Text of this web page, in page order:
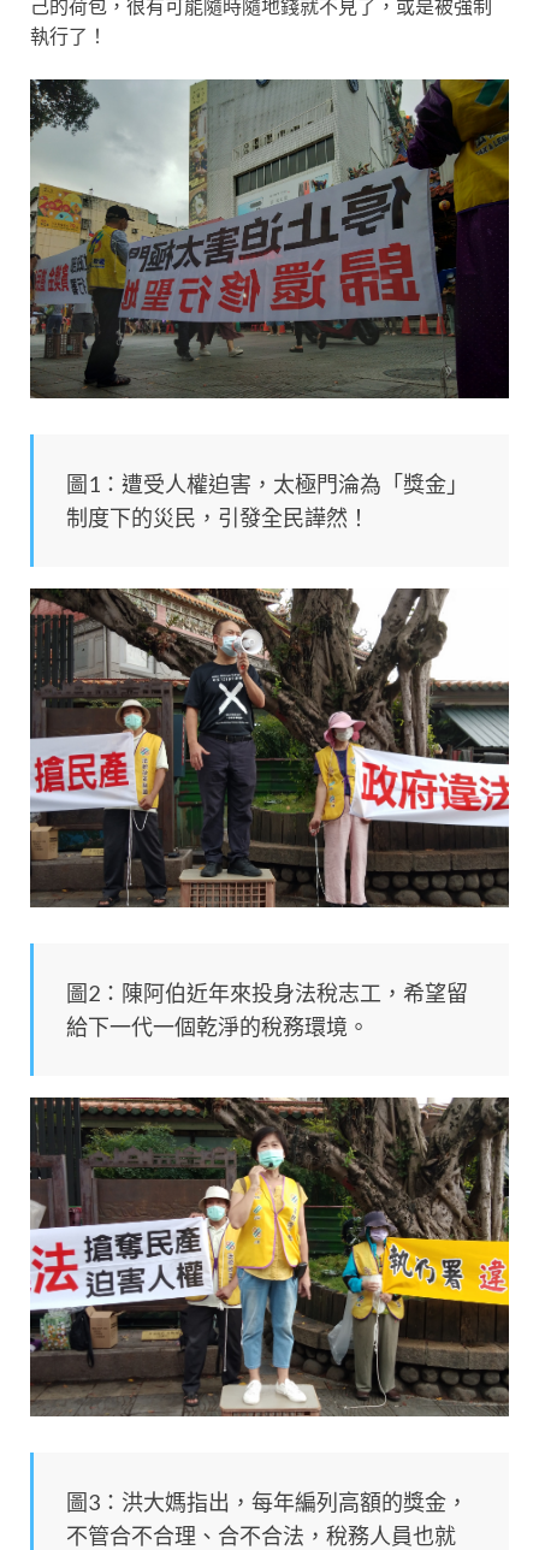
己的荷包，很有可能隨時隨地錢就不見了，或是被強制
執行了！
圖1：遭受人權迫害，太極門淪為「獎金」
制度下的災民，引發全民譁然！
圖2：陳阿伯近年來投身法稅志工，希望留
給下一代一個乾淨的稅務環境。
圖3：洪大媽指出，每年編列高額的獎金，
不管合不合理、合不合法，稅務人員也就